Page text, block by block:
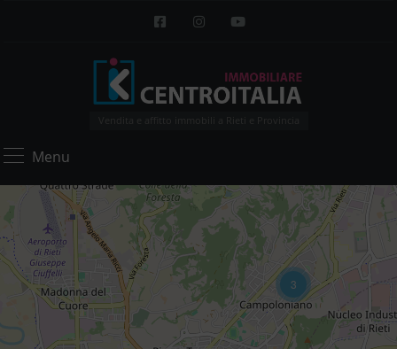
Vendita e affitto immobili a Rieti e Provincia
Menu
3